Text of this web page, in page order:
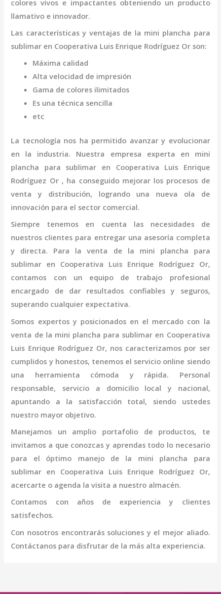
colores vivos e impactantes obteniendo un producto
llamativo e innovador.
Las características y ventajas de la mini plancha para
sublimar en Cooperativa Luis Enrique Rodríguez Or son:
Máxima calidad
Alta velocidad de impresión
Gama de colores ilimitados
Es una técnica sencilla
etc
La tecnología nos ha permitido avanzar y evolucionar
en la industria. Nuestra empresa experta en mini
plancha para sublimar en Cooperativa Luis Enrique
Rodríguez Or , ha conseguido mejorar los procesos de
venta y distribución, logrando una nueva ola de
innovación para el sector comercial.
Siempre tenemos en cuenta las necesidades de
nuestros clientes para entregar una asesoría completa
y directa. Para la venta de la mini
plancha para
sublimar en Cooperativa Luis Enrique Rodríguez Or,
contamos con un equipo de trabajo profesional
encargado de dar resultados confiables y seguros,
superando cualquier expectativa.
Somos expertos y posicionados en el mercado con la
venta de la mini plancha para sublimar en Cooperativa
Luis Enrique Rodríguez Or, nos caracterizamos por ser
cumplidos y honestos, tenemos el servicio online siendo
una herramienta cómoda y rápida. Personal
responsable, servicio a domicilio local y nacional,
apuntando a la satisfacción total, siendo ustedes
nuestro mayor objetivo.
Manejamos un amplio portafolio de productos, te
invitamos a que conozcas y aprendas todo lo necesario
para el óptimo manejo de la mini
plancha para
sublimar en Cooperativa Luis Enrique Rodríguez Or,
acercarte o agenda la visita a nuestro almacén.
Contamos con años de experiencia y clientes
satisfechos.
Con nosotros encontrarás soluciones y el mejor aliado.
Contáctanos para disfrutar de la más alta experiencia.